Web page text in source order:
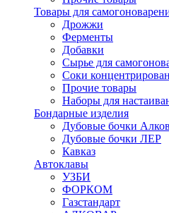
Товары для
Дрожжи
Ферменты
Добавки
Сырье для
Соки
Прочие товары
Наборы для
Бондарные изделия
Дубовые бочки
Дубовые бочки ЛЕР
Кавказ
Автоклавы
УЗБИ
ФОРКОМ
Газстандарт